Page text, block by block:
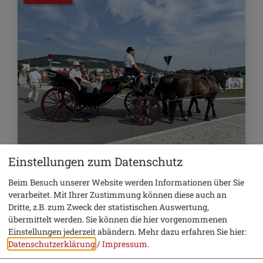
6. September 2026
Historisches Fest
Traditioneller Volksfestzug
Einstellungen zum Datenschutz
Beim Besuch unserer Website werden Informationen über Sie
verarbeitet. Mit Ihrer Zustimmung können diese auch an
Dritte, z.B. zum Zweck der statistischen Auswertung,
übermittelt werden. Sie können die hier vorgenommenen
Einstellungen jederzeit abändern.Mehr dazu erfahren Sie hier:
Datenschutzerklärung/Impressum.